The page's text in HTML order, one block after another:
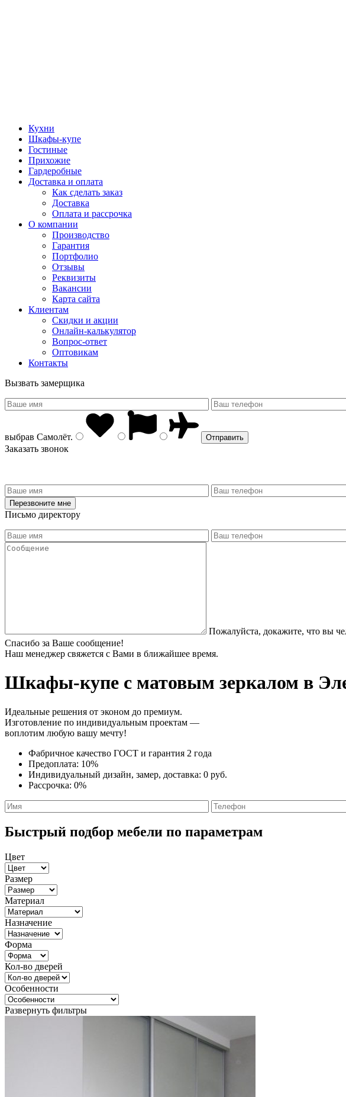
Кухни
Шкафы-купе
Гостиные
Прихожие
Гардеробные
Доставка и оплата
Как сделать заказ
Доставка
Оплата и рассрочка
О компании
Производство
Гарантия
Портфолио
Отзывы
Реквизиты
Вакансии
Карта сайта
Клиентам
Скидки и акции
Онлайн-калькулятор
Вопрос-ответ
Оптовикам
Контакты
Вызвать замерщика
выбрав Самолёт.
Заказать звонок
Письмо директору
Пожалуйста, докажите, что вы
Спасибо за Ваше сообщение!
Наш менеджер свяжется с Вами в ближайшее время.
Шкафы-купе с матовым зеркалом в
Идеальные решения от эконом до премиум.
Изготовление по индивидуальным проектам —
воплотим любую вашу мечту!
Фабричное качество ГОСТ и гарантия 2 года
Предоплата: 10%
Индивидуальный дизайн, замер, доставка: 0 руб.
Рассрочка: 0%
Быстрый подбор мебели по параметрам
Цвет
Размер
Материал
Назначение
Форма
Кол-во дверей
Особенности
Развернуть фильтры